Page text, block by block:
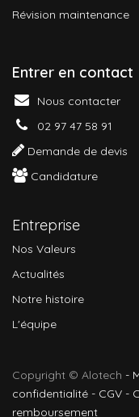
Révision maintenance
Entrer en contact
Nous contacter
02 97 47 58 91
Demande de devis
Candidature
Entreprise
Nos Valeurs
Actualités
Notre histoire
L'équipe
Copyright © Alotech -
confidentialité - CGV -
remboursement